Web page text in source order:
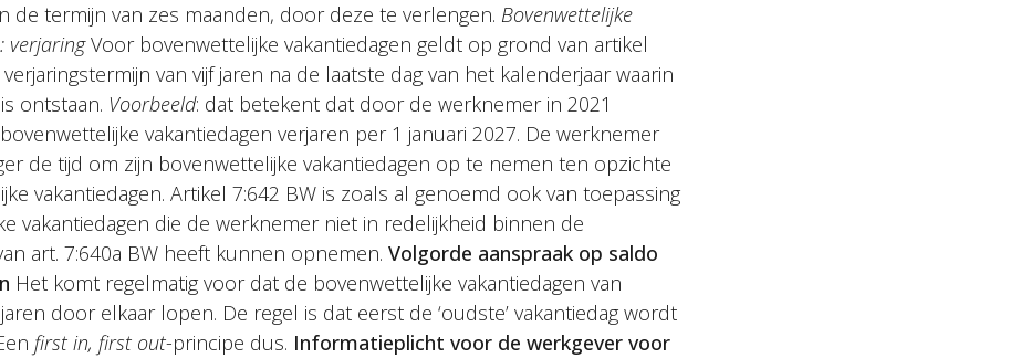
de termijn van zes maanden, door deze te verlengen. Bovenwettelijke
verjaringVoor bovenwettelijke vakantiedagen geldt op grond van artikel
van vijf jaren na de laatste dag van het kalenderjaar waarin
ontstaan. Voorbeeld: dat betekent dat door de werknemer in 2021
vakantiedagen verjaren per 1 januari 2027. De werknemer
de tijd om zijn bovenwettelijke vakantiedagen op te nemen ten opzichte
vakantiedagen. Artikel 7:642 BW is zoals al genoemd ook van toepassing
vakantiedagen die de werknemer niet in redelijkheid binnen de
art. 7:640a BW heeft kunnen opnemen. Volgorde aanspraak op saldo
Het komt regelmatig voor dat de bovenwettelijke vakantiedagen van
door elkaar lopen. De regel is dat eerst de ‘oudste’ vakantiedag wordt
first in, first out-principe dus. Informatieplicht voor de werkgever voor